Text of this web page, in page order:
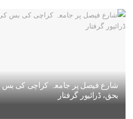
شارع فیصل پر جامعہ کراچی کی
بحق، ڈرائیور گرفتار